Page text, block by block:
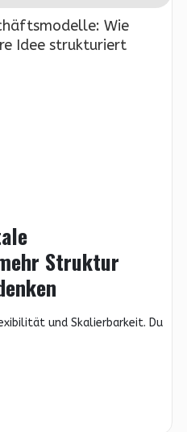
Wie
Idee strukturiert
Struktur
und Skalierbarkeit. Du